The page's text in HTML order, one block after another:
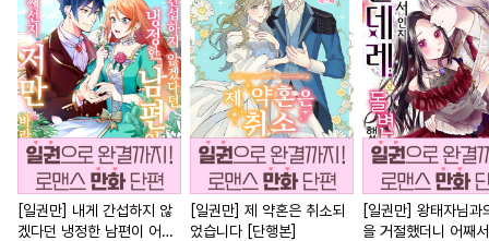
[일권만] 내게 간섭하지 않
겠다던 냉정한 남편이 어째
[일권만] 제 약혼은 취소되
었습니다 [단행본]
[일권만] 왕태자님과
을 거절했더니 어째